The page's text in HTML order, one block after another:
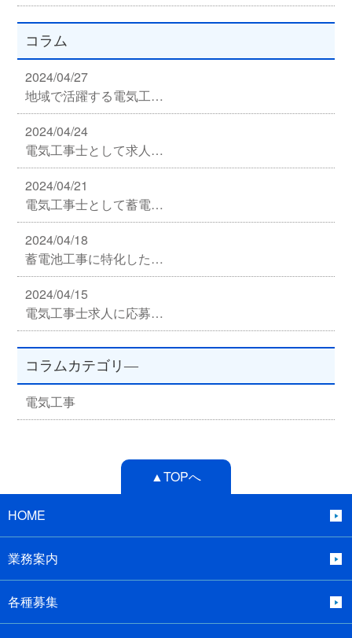
コラム
2024/04/27
地域で活躍する電気工…
2024/04/24
電気工事士として求人…
2024/04/21
電気工事士として蓄電…
2024/04/18
蓄電池工事に特化した…
2024/04/15
電気工事士求人に応募…
コラムカテゴリ―
電気工事
▲TOPへ
HOME
業務案内
各種募集